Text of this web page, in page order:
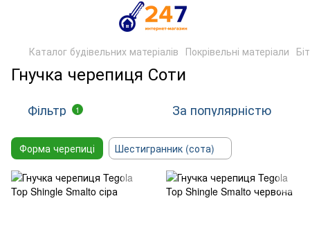
Каталог будівельних матеріалів Покрівельні матеріали
Гнучка черепиця Соти
Фільтр 1 За популярністю
Форма черепиці Шестигранник (сота)